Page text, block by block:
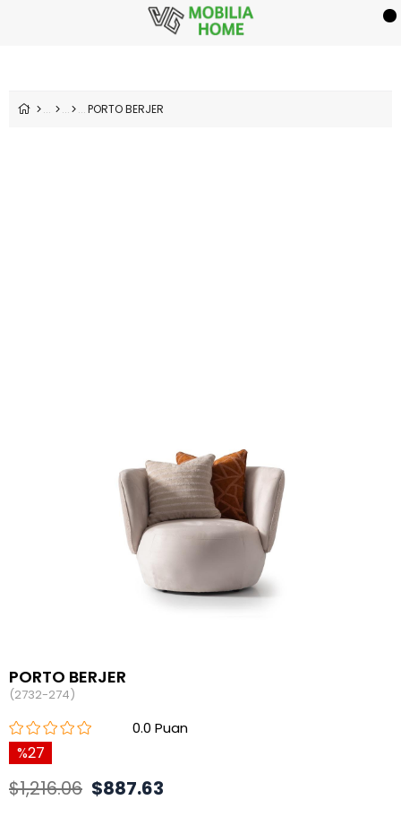
PORTO BERJER
PORTO BERJER
(2732-274)
0.0
27
$1,216.06 $887.63